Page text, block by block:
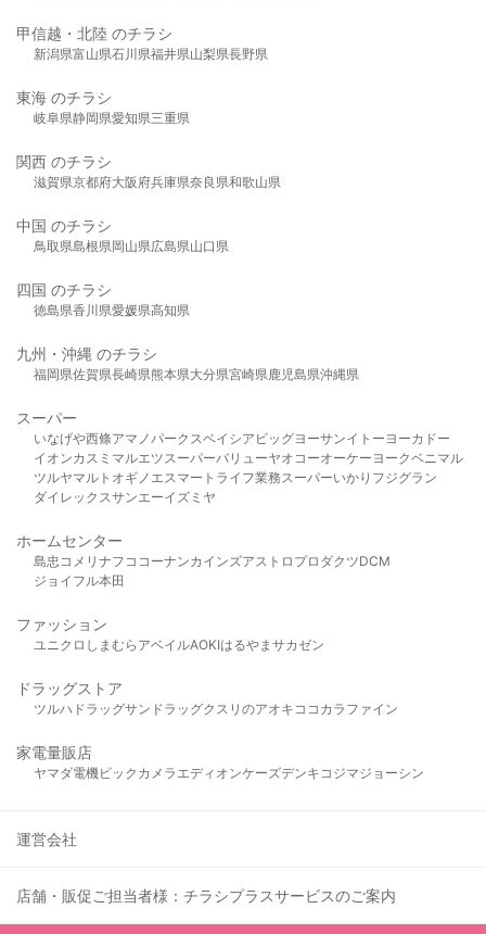
甲信越・北陸 のチラシ
新潟県富山県石川県福井県山梨県長野県
東海 のチラシ
岐阜県静岡県愛知県三重県
関西 のチラシ
滋賀県京都府大阪府兵庫県奈良県和歌山県
中国 のチラシ
鳥取県島根県岡山県広島県山口県
四国 のチラシ
徳島県香川県愛媛県高知県
九州・沖縄 のチラシ
福岡県佐賀県長崎県熊本県大分県宮崎県鹿児島県沖縄県
スーパー
いなげや西條アマノパークスベイシア ビッグヨーサンイトーヨーカドー
イオンカスミ マルエツスーパーバリューヤオコーオーケー ヨークベニマル
ツルヤマルト オギノ エスマート ライフ業務スーパーいかり フジグラン
ダイレックスサンエーイズミヤ
ホームセンター
島忠 コメリ ナフコ コーナンカインズアストロプロダクツDCM
ジョイフル本田
ファッション
ユニクロ しまむら アベイルAOKIはるやま サカゼン
ドラッグストア
ツルハドラッグサンドラッグクスリのアオキ ココカラファイン
家電量販店
ヤマダ電機ビックカメラ エディオンケーズデンキ コジマジョーシン
運営会社
店舗・販促ご担当者様：チラシプラスサービスのご案内